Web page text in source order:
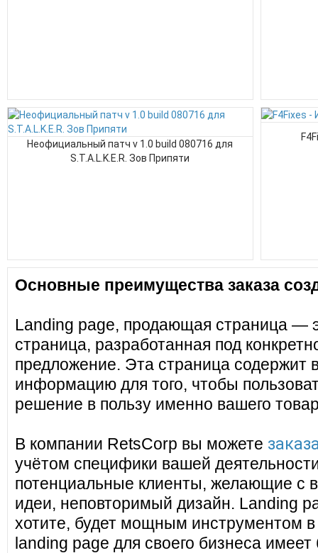
Неофициальный патч v 1.0 build 080716 для
S.T.A.L.K.E.R. Зов Припяти
Основные преимущества заказа
Landing page, продающая страница —
страница, разработанная под
предложение. Эта страница содержит
информацию для того, чтобы
решение в пользу именно вашего
В компании RetsCorp вы можете
учётом специфики вашей
потенциальные клиенты, желающие с
идеи, неповторимый дизайн. Landing
хотите, будет мощным инструментом
landing page для своего бизнеса